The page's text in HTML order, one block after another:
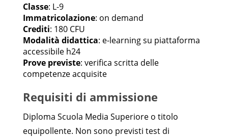
Classe: L-9
Immatricolazione: on demand
Crediti: 180 CFU
Modalità didattica: e-learning su piattaforma
accessibile h24
Prove previste: verifica scritta delle
competenze acquisite
Requisiti di ammissione
Diploma Scuola Media Superiore o titolo
equipollente. Non sono previsti test di